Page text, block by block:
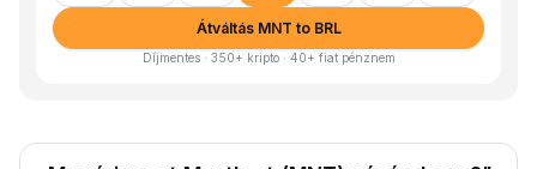
Átváltás MNT to BRL
Díjmentes · 350+ kripto · 40+ fiat pénznem